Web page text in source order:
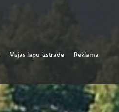
Mājas lapu izstrāde Reklāma